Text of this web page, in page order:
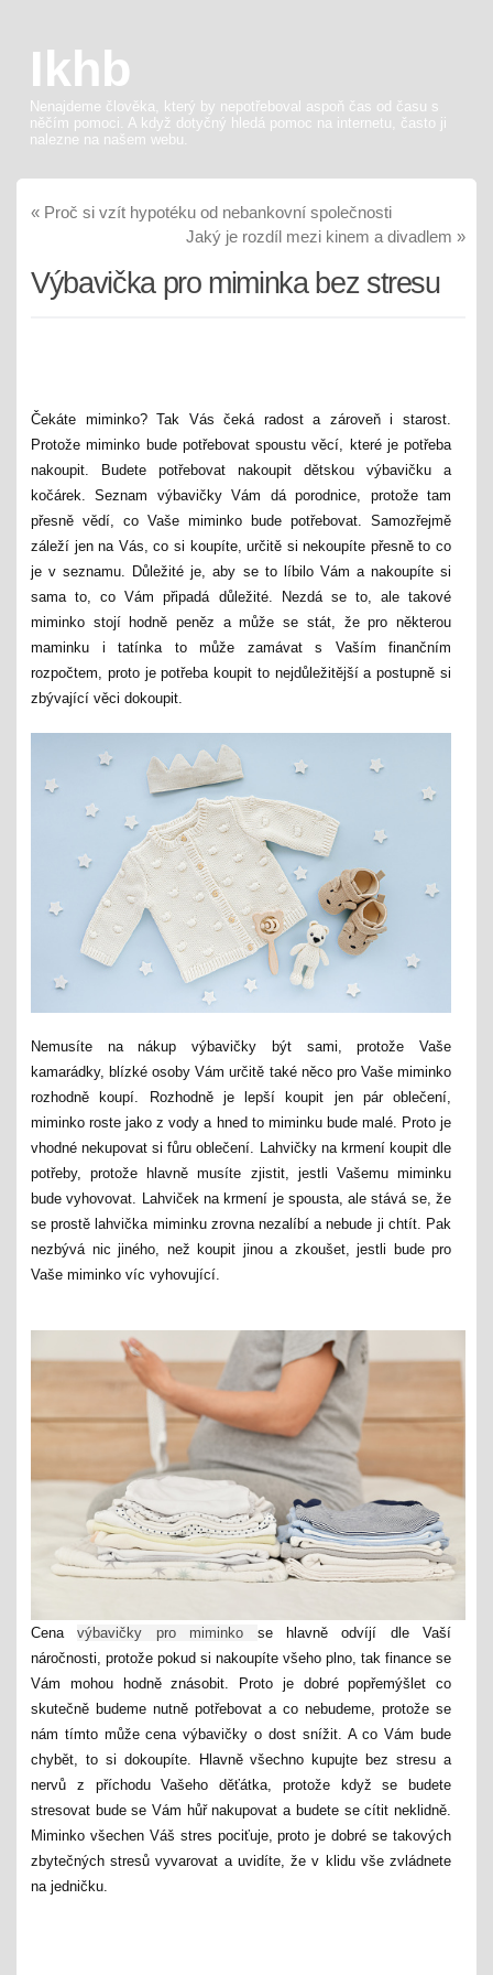
Ikhb
Nenajdeme člověka, který by nepotřeboval aspoň čas od času s
něčím pomoci. A když dotyčný hledá pomoc na internetu, často ji
nalezne na našem webu.
« Proč si vzít hypotéku od nebankovní společnosti
Jaký je rozdíl mezi kinem a divadlem »
Výbavička pro miminka bez stresu
Čekáte miminko? Tak Vás čeká radost a zároveň i starost.
Protože miminko bude potřebovat spoustu věcí, které je potřeba
nakoupit. Budete potřebovat nakoupit dětskou výbavičku a
kočárek. Seznam výbavičky Vám dá porodnice, protože tam
přesně vědí, co Vaše miminko bude potřebovat. Samozřejmě
záleží jen na Vás, co si koupíte, určitě si nekoupíte přesně to co
je v seznamu. Důležité je, aby se to líbilo Vám a nakoupíte si
sama to, co Vám připadá důležité. Nezdá se to, ale takové
miminko stojí hodně peněz a může se stát, že pro některou
maminku i tatínka to může zamávat s Vaším finančním
rozpočtem, proto je potřeba koupit to nejdůležitější a postupně si
zbývající věci dokoupit.
Nemusíte na nákup výbavičky být sami, protože Vaše
kamarádky, blízké osoby Vám určitě také něco pro Vaše miminko
rozhodně koupí. Rozhodně je lepší koupit jen pár oblečení,
miminko roste jako z vody a hned to miminku bude malé. Proto je
vhodné nekupovat si fůru oblečení. Lahvičky na krmení koupit dle
potřeby, protože hlavně musíte zjistit, jestli Vašemu miminku
bude vyhovovat. Lahviček na krmení je spousta, ale stává se, že
se prostě lahvička miminku zrovna nezalíbí a nebude ji chtít. Pak
nezbývá nic jiného, než koupit jinou a zkoušet, jestli bude pro
Vaše miminko víc vyhovující.
Cenavýbavičky pro miminko se hlavně odvíjí dle Vaší
náročnosti, protože pokud si nakoupíte všeho plno, tak finance se
Vám mohou hodně znásobit. Proto je dobré popřemýšlet co
skutečně budeme nutně potřebovat a co nebudeme, protože se
nám tímto může cena výbavičky o dost snížit. A co Vám bude
chybět, to si dokoupíte. Hlavně všechno kupujte bez stresu a
nervů z příchodu Vašeho děťátka, protože když se budete
stresovat bude se Vám hůř nakupovat a budete se cítit neklidně.
Miminko všechen Váš stres pociťuje, proto je dobré se takových
zbytečných stresů vyvarovat a uvidíte, že v klidu vše zvládnete
na jedničku.